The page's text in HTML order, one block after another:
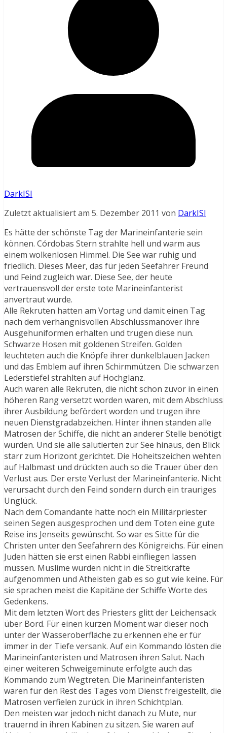
DarkISI
Zuletzt aktualisiert am 5. Dezember 2011 von DarkISI
Es hätte der schönste Tag der Marineinfanterie sein
können. Córdobas Stern strahlte hell und warm aus
einem wolkenlosen Himmel. Die See war ruhig und
friedlich. Dieses Meer, das für jeden Seefahrer Freund
und Feind zugleich war. Diese See, der heute
vertrauensvoll der erste tote Marineinfanterist
anvertraut wurde.
Alle Rekruten hatten am Vortag und damit einen Tag
nach dem verhängnisvollen Abschlussmanöver ihre
Ausgehuniformen erhalten und trugen diese nun.
Schwarze Hosen mit goldenen Streifen. Golden
leuchteten auch die Knöpfe ihrer dunkelblauen Jacken
und das Emblem auf ihren Schirmmützen. Die schwarzen
Lederstiefel strahlten auf Hochglanz.
Auch waren alle Rekruten, die nicht schon zuvor in einen
höheren Rang versetzt worden waren, mit dem Abschluss
ihrer Ausbildung befördert worden und trugen ihre
neuen Dienstgradabzeichen. Hinter ihnen standen alle
Matrosen der Schiffe, die nicht an anderer Stelle benötigt
wurden. Und sie alle salutierten zur See hinaus, den Blick
starr zum Horizont gerichtet. Die Hoheitszeichen wehten
auf Halbmast und drückten auch so die Trauer über den
Verlust aus. Der erste Verlust der Marineinfanterie. Nicht
verursacht durch den Feind sondern durch ein trauriges
Unglück.
Nach dem Comandante hatte noch ein Militärpriester
seinen Segen ausgesprochen und dem Toten eine gute
Reise ins Jenseits gewünscht. So war es Sitte für die
Christen unter den Seefahrern des Königreichs. Für einen
Juden hätten sie erst einen Rabbi einfliegen lassen
müssen. Muslime wurden nicht in die Streitkräfte
aufgenommen und Atheisten gab es so gut wie keine. Für
sie sprachen meist die Kapitäne der Schiffe Worte des
Gedenkens.
Mit dem letzten Wort des Priesters glitt der Leichensack
über Bord. Für einen kurzen Moment war dieser noch
unter der Wasseroberfläche zu erkennen ehe er für
immer in der Tiefe versank. Auf ein Kommando lösten die
Marineinfanteristen und Matrosen ihren Salut. Nach
einer weiteren Schweigeminute erfolgte auch das
Kommando zum Wegtreten. Die Marineinfanteristen
waren für den Rest des Tages vom Dienst freigestellt, die
Matrosen verfielen zurück in ihren Schichtplan.
Den meisten war jedoch nicht danach zu Mute, nur
trauernd in ihren Kabinen zu sitzen. Sie waren auf